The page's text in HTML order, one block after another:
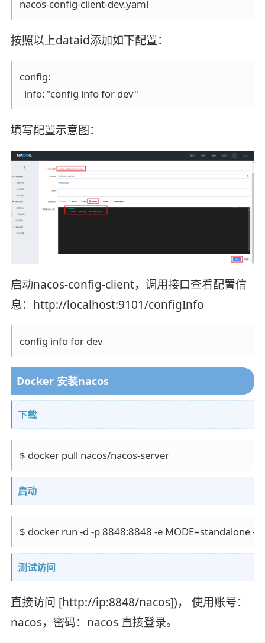
nacos-config-client-dev.yaml
按照以上dataid添加如下配置：
config:
  info: "config info for dev"
填写配置示意图：
启动nacos-config-client，调用接口查看配置信
息：http://localhost:9101/configInfo
config info for dev
Docker 安装nacos
下载
$ docker pull nacos/nacos-server
启动
$ docker run -d -p 8848:8848 -e MODE=standalone
测试访问
直接访问 [http://ip:8848/nacos])， 使用账号：
nacos，密码：nacos 直接登录。